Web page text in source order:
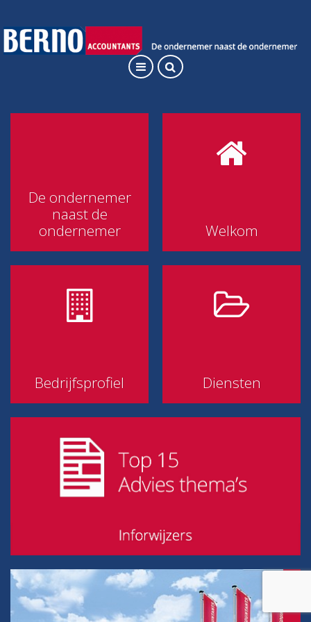
De ondernemer
naast de
ondernemer
Welkom
Bedrijfsprofiel Diensten